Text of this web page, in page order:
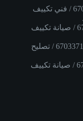
رقم فني تكييف جابر العلي / 67033718 / فني تكييف
فني تكييف باكستاني بنيدر / 67033718 / صيانة تكييف
أفضل فني تكييف مركزي الوفرة / 67033718 / تصليح
تصليح تكييف صباح السالم / 67033718 / صيانة تكييف